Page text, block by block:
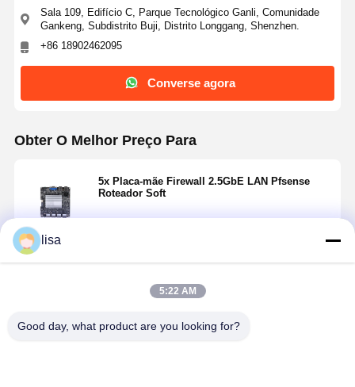
Sala 109, Edifício C, Parque Tecnológico Ganli, Comunidade
Gankeng, Subdistrito Buji, Distrito Longgang, Shenzhen.
+86 18902462095
Converse agora
Obter O Melhor Preço Para
5x Placa-mãe Firewall 2.5GbE LAN Pfsense
Roteador Soft
Continue
lisa
5:22 AM
Good day, what product are you looking for?